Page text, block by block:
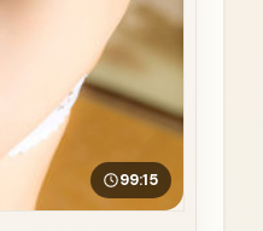
99:15